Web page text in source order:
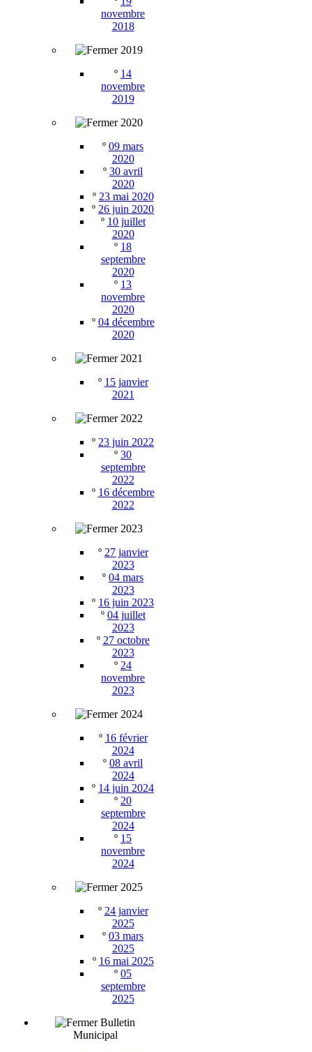
novembre
2018
2019
º 14
novembre
2019
2020
º 09 mars
2020
º 30 avril
2020
º 23 mai 2020
º 26 juin 2020
º 10 juillet
2020
º 18
septembre
2020
º 13
novembre
2020
º 04 décembre
2020
2021
º 15 janvier
2021
2022
º 23 juin 2022
º 30
septembre
2022
º 16 décembre
2022
2023
º 27 janvier
2023
º 04 mars
2023
º 16 juin 2023
º 04 juillet
2023
º 27 octobre
2023
º 24
novembre
2023
2024
º 16 février
2024
º 08 avril
2024
º 14 juin 2024
º 20
septembre
2024
º 15
novembre
2024
2025
º 24 janvier
2025
º 03 mars
2025
º 16 mai 2025
º 05
septembre
2025
Bulletin
Municipal